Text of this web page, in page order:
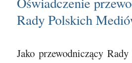
Rady Polskich
Jako przewodniczący